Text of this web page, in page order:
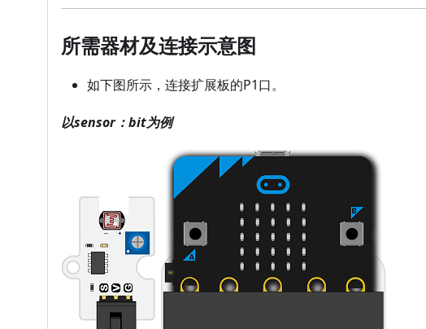
所需器材及连接示意图
如下图所示，连接扩展板的P1口。
以sensor：bit为例